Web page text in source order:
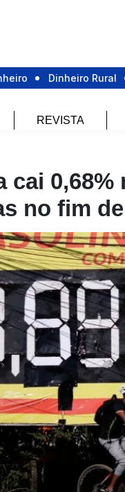
Dinheiro Rural
REVISTA
cai
no fim